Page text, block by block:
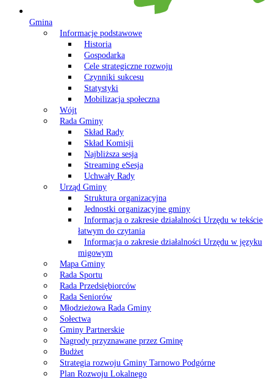
Gmina
Informacje podstawowe
Historia
Gospodarka
Cele strategiczne rozwoju
Czynniki sukcesu
Statystyki
Mobilizacja społeczna
Wójt
Rada Gminy
Skład Rady
Skład Komisji
Najbliższa sesja
Streaming eSesja
Uchwały Rady
Urząd Gminy
Struktura organizacyjna
Jednostki organizacyjne gminy
Informacja o zakresie działalności Urzędu w tekście
łatwym do czytania
Informacja o zakresie działalności Urzędu w języku
migowym
Mapa Gminy
Rada Sportu
Rada Przedsiębiorców
Rada Seniorów
Młodzieżowa Rada Gminy
Sołectwa
Gminy Partnerskie
Nagrody przyznawane przez Gminę
Budżet
Strategia rozwoju Gminy Tarnowo Podgórne
Plan Rozwoju Lokalnego